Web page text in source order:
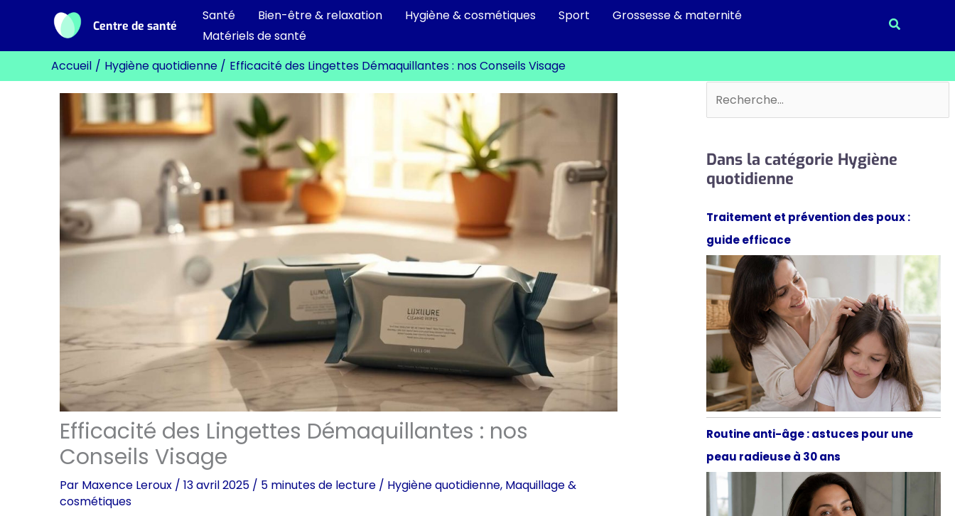
contenu
Centre de santé
Santé Bien-être & relaxation Hygiène & cosmétiques Sport
Grossesse & maternité
Matériels de santé
Accueil Hygiène quotidienne Efficacité des Lingettes Démaquillantes : nos Conseils Visage
Efficacité des Lingettes Démaquillantes : nos
Conseils Visage
Par Maxence Leroux / 13 avril 2025 / 5 minutes de lecture / Hygiène quotidienne, Maquillage &
cosmétiques
Rechercher
Dans la catégorie Hygiène
quotidienne
Traitement et prévention des poux :
guide efficace
Routine anti-âge : astuces pour une
peau radieuse à 30 ans